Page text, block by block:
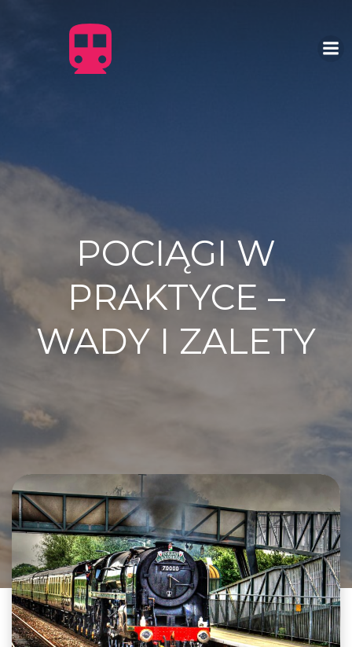
POCIĄGI W
PRAKTYCE –
WADY I ZALETY